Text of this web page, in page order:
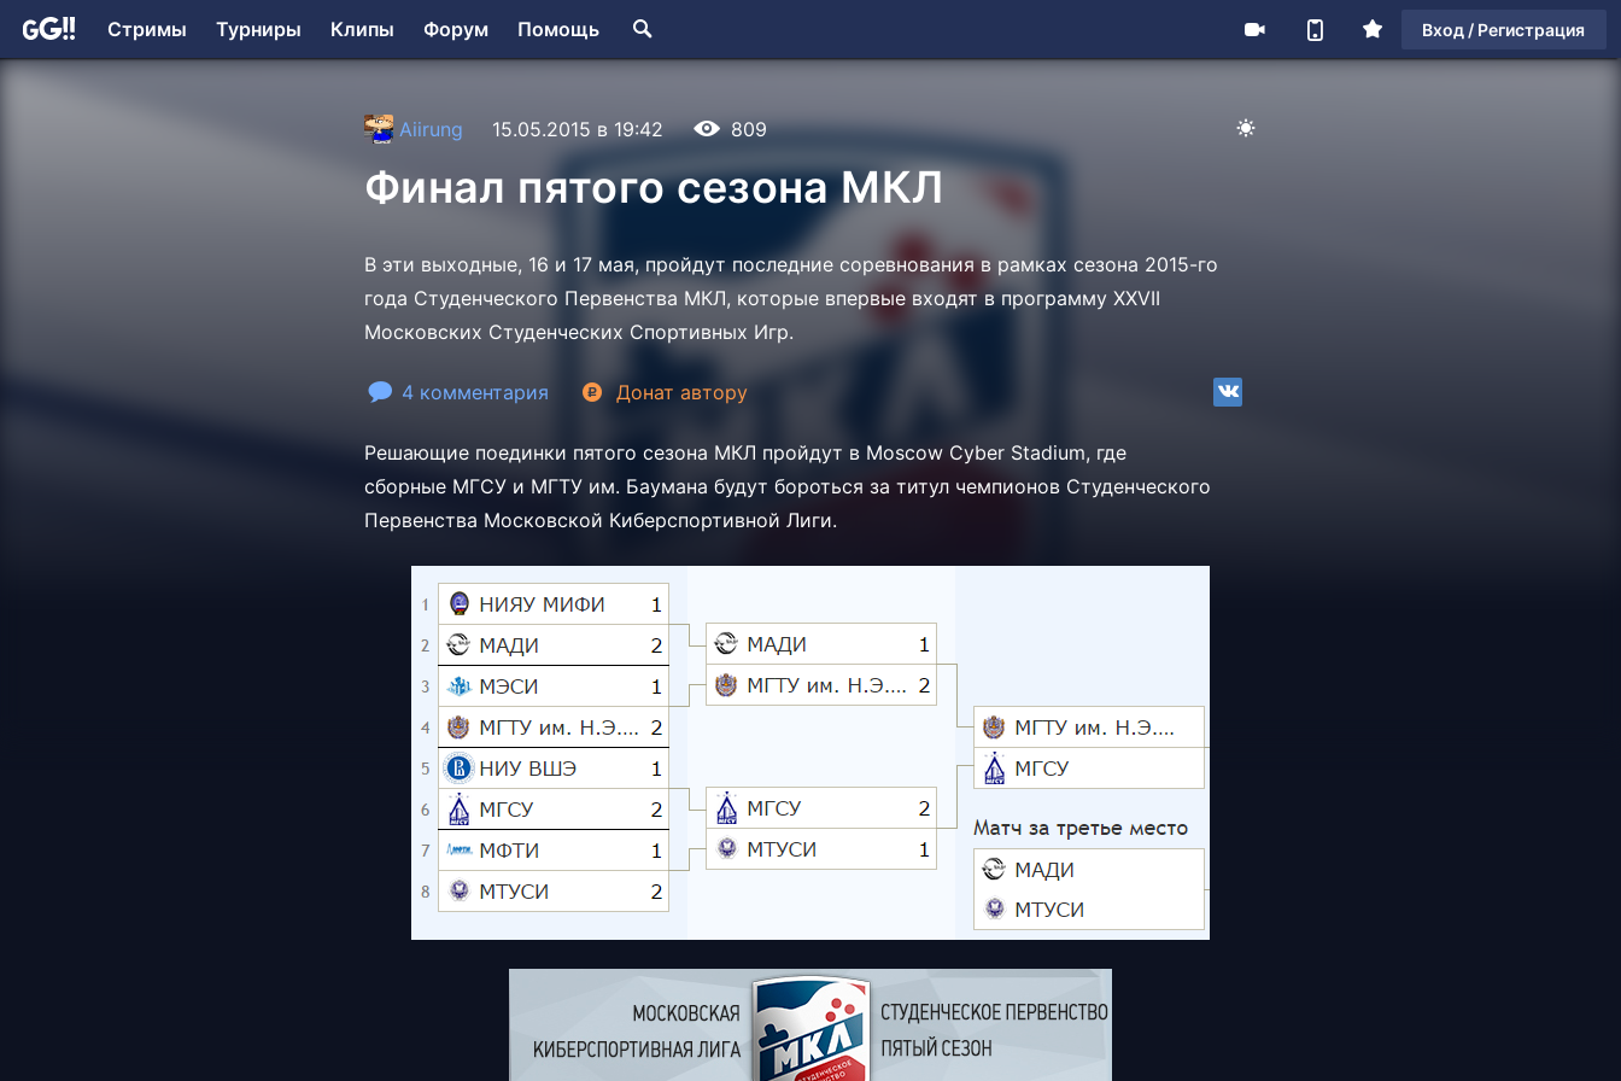
Стримы Турниры Клипы Форум Помощь Вход / Регистрация
Aiirung 15.05.2015 в 19:42 809
Финал пятого сезона МКЛ
В эти выходные, 16 и 17 мая, пройдут последние соревнования в рамках сезона 2015-го
года Студенческого Первенства МКЛ, которые впервые входят в программу XXVII
Московских Студенческих Спортивных Игр.
4 комментария Донат автору
Решающие поединки пятого сезона МКЛ пройдут в Moscow Cyber Stadium, где
сборные МГСУ и МГТУ им. Баумана будут бороться за титул чемпионов Студенческого
Первенства Московской Киберспортивной Лиги.